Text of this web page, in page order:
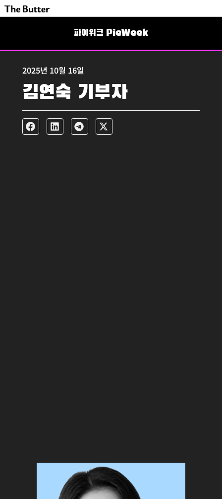
파이위크 PieWeek
2025년 10월 16일
김연숙 기부자